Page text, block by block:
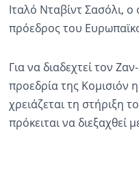
Ιταλό Νταβίντ Σασόλι,
πρόεδρος του
Για να διαδεχτεί τον
προεδρία της Κομισιόν
χρειάζεται τη στήριξη
πρόκειται να διεξαχθεί